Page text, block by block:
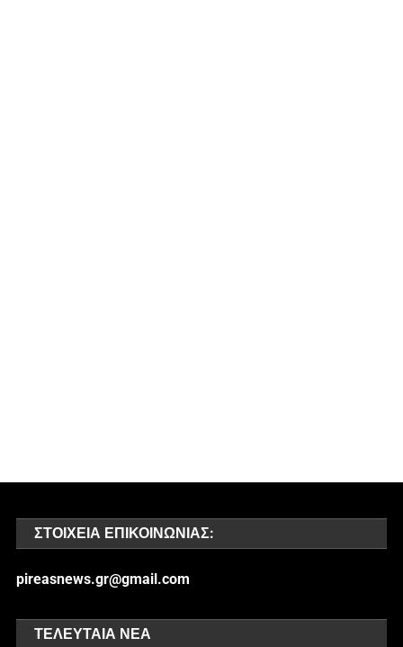
ΣΤΟΙΧΕΊΑ ΕΠΙΚΟΙΝΩΝΊΑΣ:
pireasnews.gr@gmail.com
ΤΕΛΕΥΤΑΊΑ ΝΈΑ